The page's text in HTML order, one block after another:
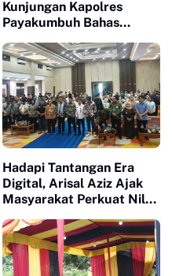
Kunjungan Kapolres
Payakumbuh Bahas
Hankamtibmas
Hadapi Tantangan Era
Digital, Arisal Aziz Ajak
Masyarakat Perkuat Nilai